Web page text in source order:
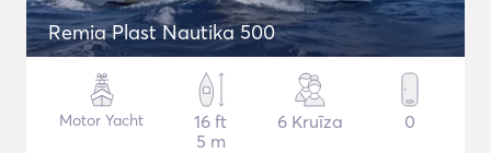
Remia Plast Nautika 500
Motor Yacht
16 ft
5 m
6 Kruīza 0